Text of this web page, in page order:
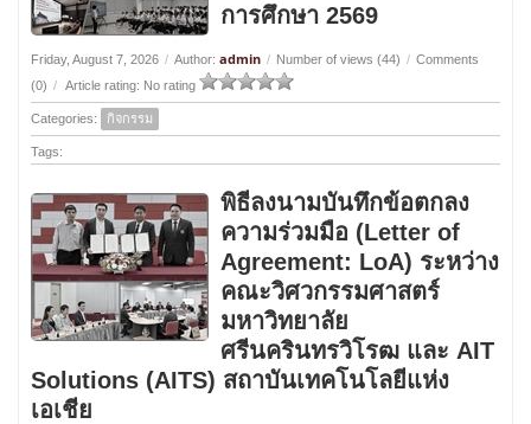
การศึกษา 2569
Friday, August 7, 2026 / Author: admin / Number of views (44) / Comments
(0) / Article rating: No rating
Categories: กิจกรรม
Tags:
พิธีลงนามบันทึกข้อตกลง
ความร่วมมือ (Letter of
Agreement: LoA) ระหว่าง
คณะวิศวกรรมศาสตร์
มหาวิทยาลัย
ศรีนครินทรวิโรฒ และ AIT
Solutions (AITS) สถาบันเทคโนโลยีแห่ง
เอเชีย